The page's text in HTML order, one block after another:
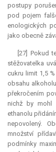
postupy
pod pojem
enologických
jako obecně
[27] Pokud
stěžovatelka
cukru limit 1,5
obsahu
překročením
nichž by mohl
ethanolu
nepovolený.
množství
podmínky